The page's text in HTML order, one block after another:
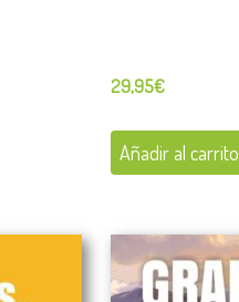
29,95€
Añadir al carrito